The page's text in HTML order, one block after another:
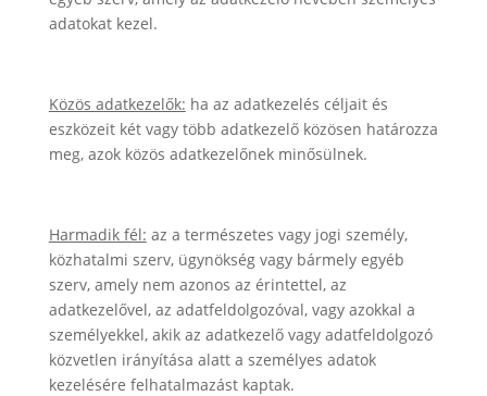
adatokat kezel.
Közös adatkezelők: ha az adatkezelés céljait és
eszközeit két vagy több adatkezelő közösen határozza
meg, azok közös adatkezelőnek minősülnek.
Harmadik fél: az a természetes vagy jogi személy,
közhatalmi szerv, ügynökség vagy bármely egyéb
szerv, amely nem azonos az érintettel, az
adatkezelővel, az adatfeldolgozóval, vagy azokkal a
személyekkel, akik az adatkezelő vagy adatfeldolgozó
közvetlen irányítása alatt a személyes adatok
kezelésére felhatalmazást kaptak.